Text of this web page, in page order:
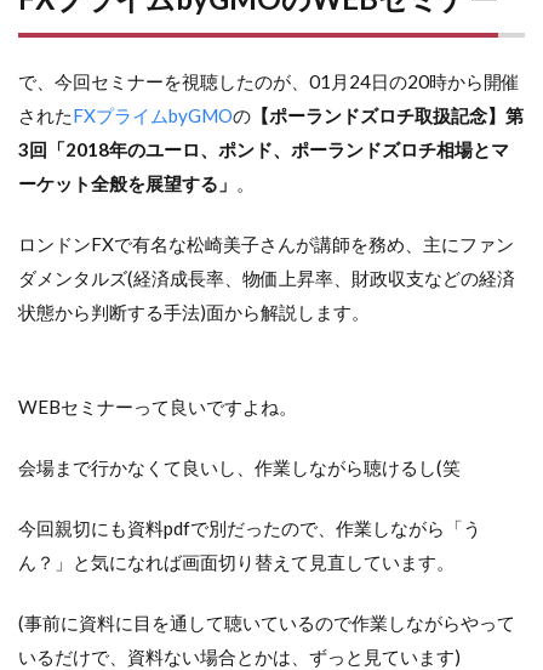
で、今回セミナーを視聴したのが、01月24日の20時から開催
されたFXプライムbyGMOの 【ポーランドズロチ取扱記念】第
3回「2018年のユーロ、ポンド、ポーランドズロチ相場とマ
ーケット全般を展望する」 。
ロンドンFXで有名な松崎美子さんが講師を務め、主にファン
ダメンタルズ(経済成長率、物価上昇率、財政収支などの経済
状態から判断する手法)面から解説します。
WEBセミナーって良いですよね。
会場まで行かなくて良いし、作業しながら聴けるし(笑
今回親切にも資料pdfで別だったので、作業しながら「う
ん？」と気になれば画面切り替えて見直しています。
(事前に資料に目を通して聴いているので作業しながらやって
いるだけで、資料ない場合とかは、ずっと見ています)